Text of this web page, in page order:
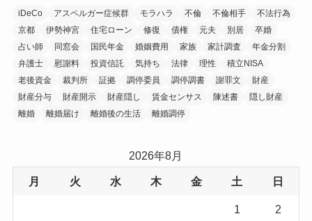
iDeCo アスペルガー症候群 モラハラ 不倫 不倫相手
不法行為
京都
伊勢神宮 住宅ローン 修復 債権 元夫 別居
卒婚
占い師
同窓会 国民年金 婚姻費用 家族 家計調査
年金分割
弁護士
慰謝料 投資信託 気持ち 法律 理性
積立NISA
老後資金
裁判所 証拠 調停委員 調停調書 謝罪文
財産
財産分与
財産開示 財産隠し 賃金センサス 陳述書
隠し財産
離婚
離婚届け 離婚後の生活 離婚調停
2026年8月
月 火 水 木 金 土 日
1 2